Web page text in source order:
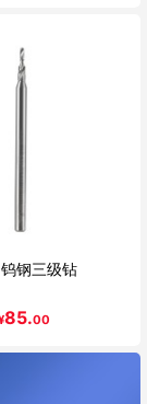
钢三级钻
85.00